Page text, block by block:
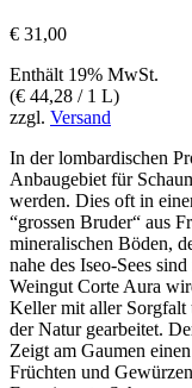
€ 31,00
Enthält 19% MwSt.
(€ 44,28 / 1 L)
zzgl. Versand
In der lombardischen
Anbaugebiet für
werden. Dies oft in
“grossen Bruder“ aus
mineralischen Böden,
nahe des Iseo-Sees
Weingut Corte Aura
Keller mit aller Sorgfalt
der Natur gearbeitet.
Zeigt am Gaumen
Früchten und